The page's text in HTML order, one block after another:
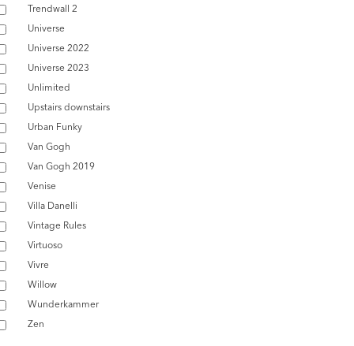
Trendwall 2
Universe
Universe 2022
Universe 2023
Unlimited
Upstairs downstairs
Urban Funky
Van Gogh
Van Gogh 2019
Venise
Villa Danelli
Vintage Rules
Virtuoso
Vivre
Willow
Wunderkammer
Zen